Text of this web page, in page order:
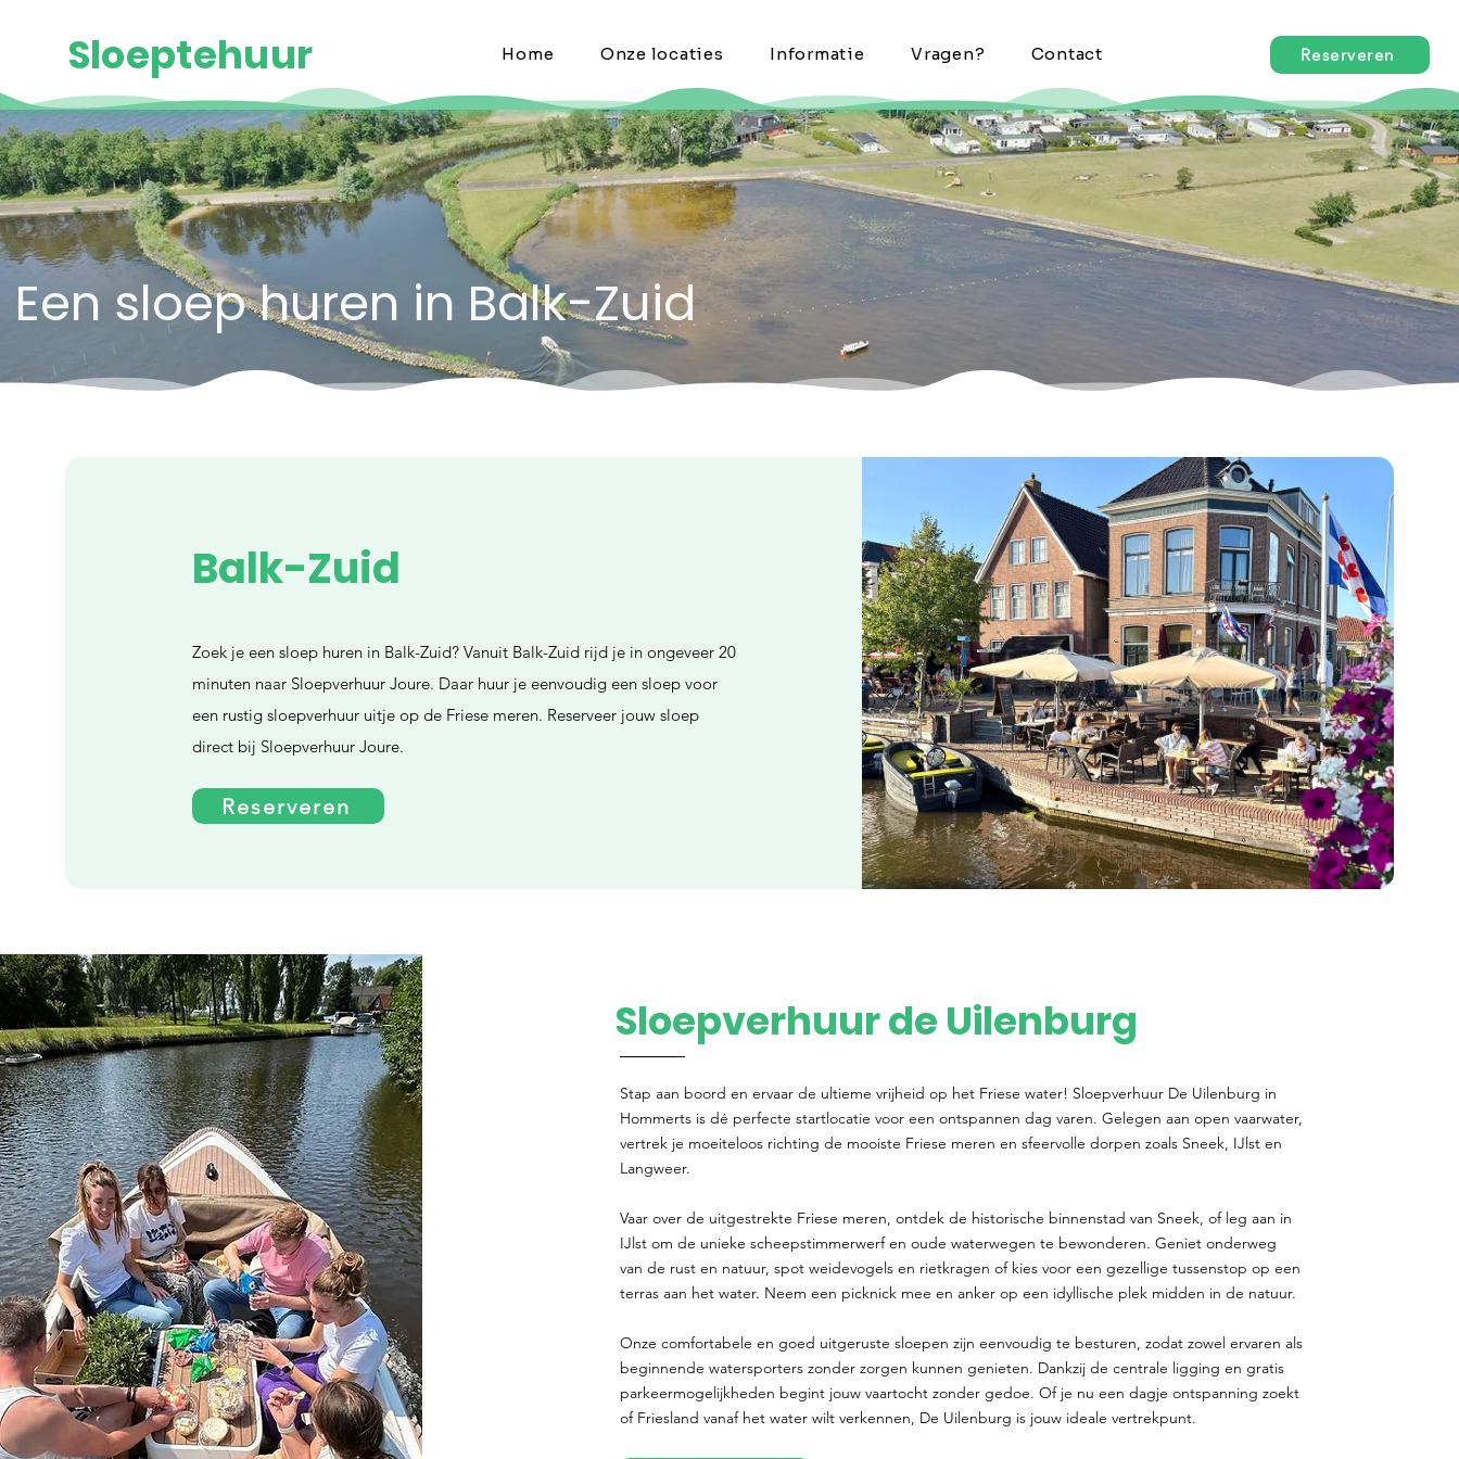
Sloeptehuur Home Onze locaties Informatie Vragen? Contact Reserveren
Een sloep huren in Balk-Zuid
Balk-Zuid
Zoek je een sloep huren in Balk-Zuid? Vanuit Balk-Zuid rijd je in ongeveer 20
minuten naar Sloepverhuur Joure. Daar huur je eenvoudig een sloep voor
een rustig sloepverhuur uitje op de Friese meren. Reserveer jouw sloep
direct bij Sloepverhuur Joure.
Reserveren
Sloepverhuur de Uilenburg
Stap aan boord en ervaar de ultieme vrijheid op het Friese water! Sloepverhuur De Uilenburg in
Hommerts is dé perfecte startlocatie voor een ontspannen dag varen. Gelegen aan open vaarwater,
vertrek je moeiteloos richting de mooiste Friese meren en sfeervolle dorpen zoals Sneek, IJlst en
Langweer.
Vaar over de uitgestrekte Friese meren, ontdek de historische binnenstad van Sneek, of leg aan in
IJlst om de unieke scheepstimmerwerf en oude waterwegen te bewonderen. Geniet onderweg
van de rust en natuur, spot weidevogels en rietkragen of kies voor een gezellige tussenstop op een
terras aan het water. Neem een picknick mee en anker op een idyllische plek midden in de natuur.
Onze comfortabele en goed uitgeruste sloepen zijn eenvoudig te besturen, zodat zowel ervaren als
beginnende watersporters zonder zorgen kunnen genieten. Dankzij de centrale ligging en gratis
parkeermogelijkheden begint jouw vaartocht zonder gedoe. Of je nu een dagje ontspanning zoekt
of Friesland vanaf het water wilt verkennen, De Uilenburg is jouw ideale vertrekpunt.